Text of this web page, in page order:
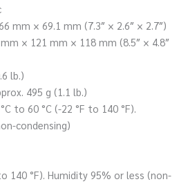
mm × 69.1 mm (7.3″ × 2.6″ × 2.7″)
× 121 mm × 118 mm (8.5″ × 4.8″
lb.)
495 g (1.1 lb.)
to 60 °C (-22 °F to 140 °F).
condensing)
140 °F). Humidity 95% or less (non-